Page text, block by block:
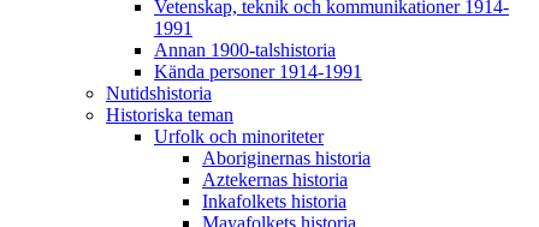
Vetenskap, teknik och kommunikationer 1914-
1991
Annan 1900-talshistoria
Kända personer 1914-1991
Nutidshistoria
Historiska teman
Urfolk och minoriteter
Aboriginernas historia
Aztekernas historia
Inkafolkets historia